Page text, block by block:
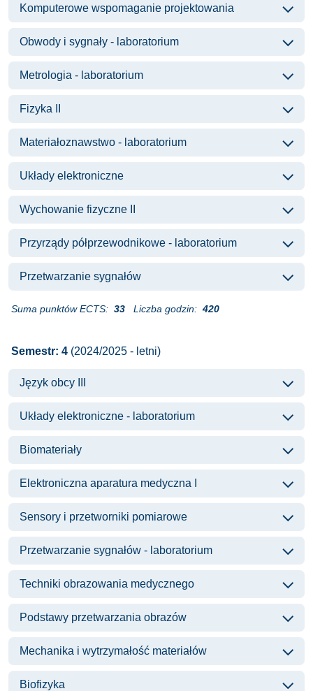
Komputerowe wspomaganie projektowania
Obwody i sygnały - laboratorium
Metrologia - laboratorium
Fizyka II
Materiałoznawstwo - laboratorium
Układy elektroniczne
Wychowanie fizyczne II
Przyrządy półprzewodnikowe - laboratorium
Przetwarzanie sygnałów
Suma punktów ECTS: 33 Liczba godzin: 420
Semestr: 4 (2024/2025 - letni)
Język obcy III
Układy elektroniczne - laboratorium
Biomateriały
Elektroniczna aparatura medyczna I
Sensory i przetworniki pomiarowe
Przetwarzanie sygnałów - laboratorium
Techniki obrazowania medycznego
Podstawy przetwarzania obrazów
Mechanika i wytrzymałość materiałów
Biofizyka